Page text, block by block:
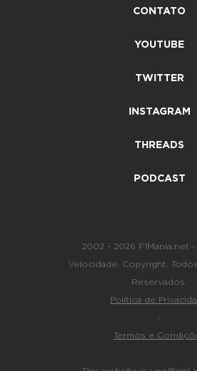
CONTATO
YOUTUBE
TWITTER
INSTAGRAM
THREADS
PODCAST
2002 - 2026 F1Mania.net -
Velocidade. Copyright.
Reservados.
Política de
-
Termos e